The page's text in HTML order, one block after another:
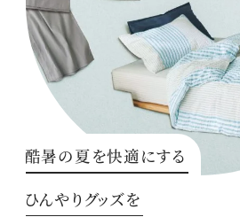
酷暑の夏を快適にする
ひんやりグッズを